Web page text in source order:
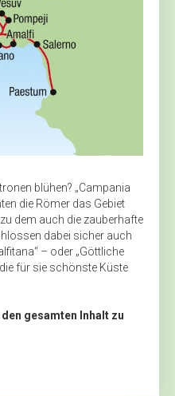
blühen? „Campania
die Römer das Gebiet
dem auch die zauberhafte
dabei sicher auch
– oder „Göttliche
für sie schönste Küste
gesamten Inhalt zu